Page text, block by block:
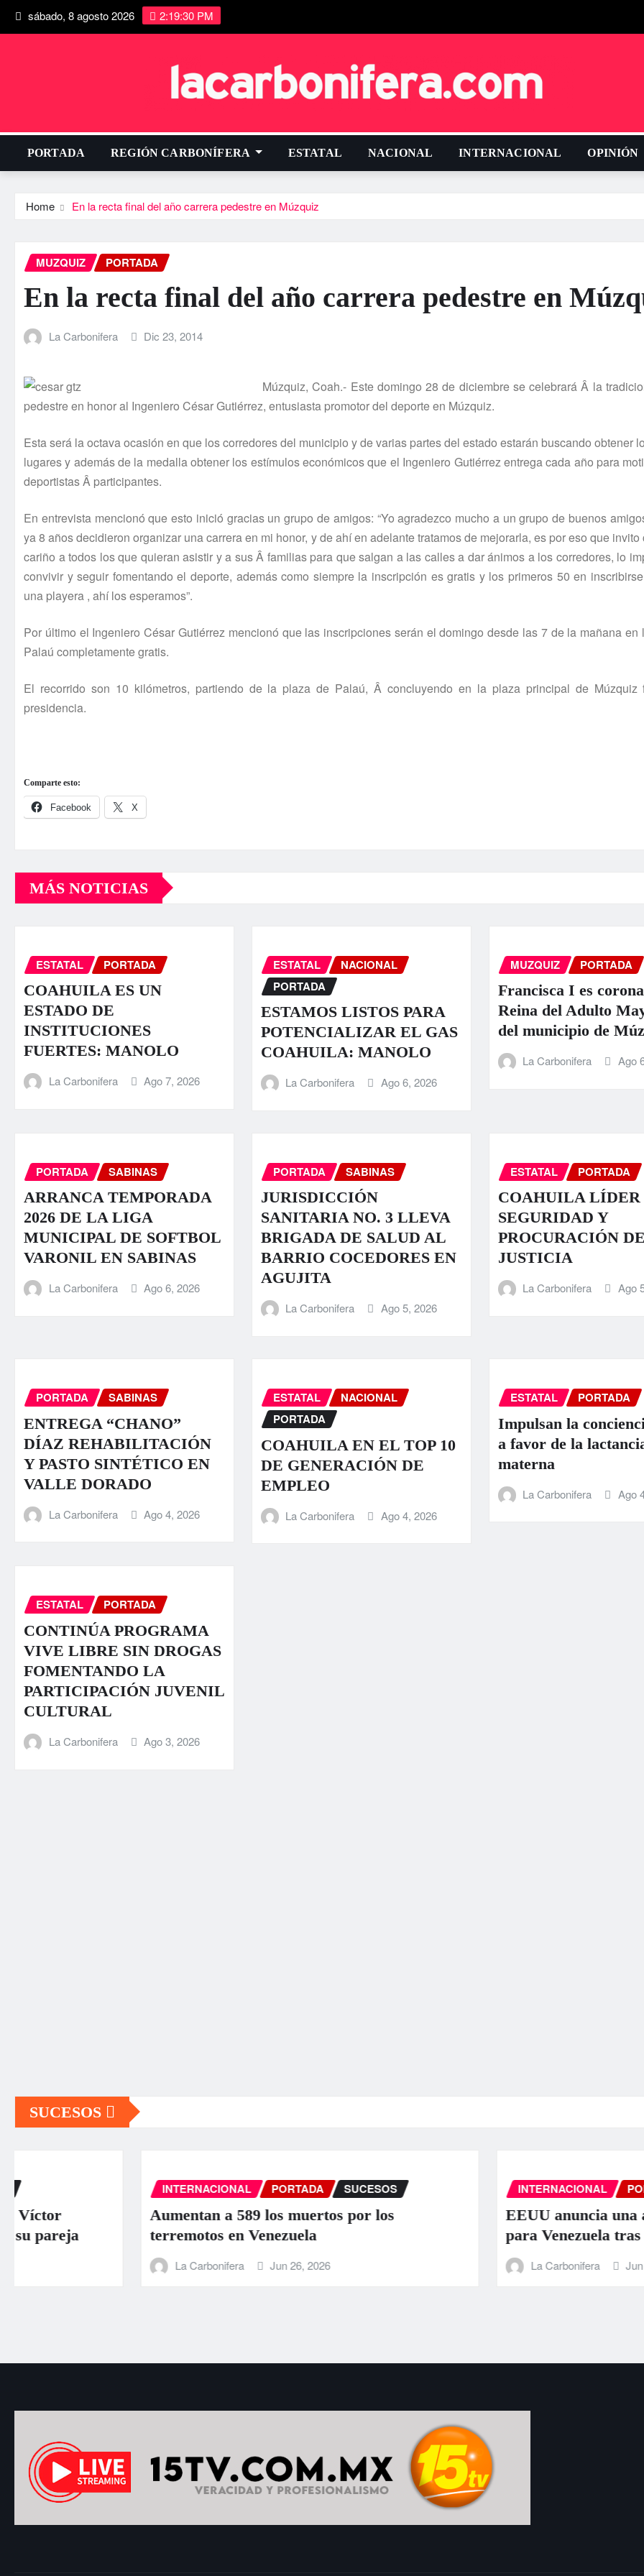
sábado, 8 agosto 2026 2:19:31 PM
PORTADA REGIÓN CARBONÍFERA ESTATAL NACIONAL INTERNACIONAL OPINIÓN
Home En la recta final del año carrera pedestre en Múzquiz
MUZQUIZ PORTADA
En la recta final del año carrera pedestre en
La Carbonifera Dic 23, 2014
Múzquiz, Coah.- Este domingo 28 de diciembre se celebrará Â la
pedestre en honor al Ingeniero César Gutiérrez, entusiasta promotor del deporte en Múzquiz.
Esta será la octava ocasión en que los corredores del municipio y de varias partes del estado estarán buscando obtener
lugares y además de la medalla obtener los estí­mulos económicos que el Ingeniero Gutiérrez entrega cada año para
deportistas Â participantes.
En entrevista mencionó que esto inició gracias un grupo de amigos: “Yo agradezco mucho a un grupo de buenos
ya 8 años decidieron organizar una carrera en mi honor, y de ahí­ en adelante tratamos de mejorarla, es por eso que invito
cariño a todos los que quieran asistir y a sus Â familias para que salgan a las calles a dar ánimos a los corredores, lo
convivir y seguir fomentando el deporte, además como siempre la inscripción es gratis y los primeros 50 en
una playera , ahí­ los esperamos”.
Por último el Ingeniero César Gutiérrez mencionó que las inscripciones serán el domingo desde las 7 de la mañana en
Palaú completamente gratis.
El recorrido son 10 kilómetros, partiendo de la plaza de Palaú, Â concluyendo en la plaza principal de Múzquiz
presidencia.
Comparte esto:
Facebook X
MÁS NOTICIAS
ESTATAL PORTADA
COAHUILA ES UN
ESTADO DE
INSTITUCIONES
FUERTES: MANOLO
La Carbonifera Ago 7, 2026
ESTATAL
NACIONAL
PORTADA
ESTAMOS LISTOS PARA
POTENCIALIZAR EL GAS
COAHUILA: MANOLO
La Carbonifera Ago 6, 2026
MUZQUIZ PORTADA
Francisca I es
Reina del Adulto
del municipio de
La Carbonifera Ago
PORTADA SABINAS
ARRANCA TEMPORADA
2026 DE LA LIGA
MUNICIPAL DE SOFTBOL
VARONIL EN SABINAS
La Carbonifera Ago 6, 2026
PORTADA SABINAS
JURISDICCIÓN
SANITARIA NO. 3 LLEVA
BRIGADA DE SALUD AL
BARRIO COCEDORES EN
AGUJITA
La Carbonifera Ago 5, 2026
ESTATAL PORTADA
COAHUILA LÍDER
SEGURIDAD Y
PROCURACIÓN DE
JUSTICIA
La Carbonifera Ago
PORTADA SABINAS
ENTREGA “CHANO”
DÍAZ REHABILITACIÓN
Y PASTO SINTÉTICO EN
VALLE DORADO
La Carbonifera Ago 4, 2026
ESTATAL
NACIONAL
PORTADA
COAHUILA EN EL TOP 10
DE GENERACIÓN DE
EMPLEO
La Carbonifera Ago 4, 2026
ESTATAL PORTADA
Impulsan la
a favor de la
materna
La Carbonifera Ago
ESTATAL PORTADA
CONTINÚA PROGRAMA
VIVE LIBRE SIN DROGAS
FOMENTANDO LA
PARTICIPACIÓN JUVENIL
CULTURAL
La Carbonifera Ago 3, 2026
SUCESOS
PORTADA SUCESOS
Aumentan a 589 los muertos por los
terremotos en Venezuela
Jun 26, 2026
INTERNACIONAL PORTADA SUCESOS
EEUU anuncia una ayuda de 130
para Venezuela tras el doble terremoto
Jun 25, 2026